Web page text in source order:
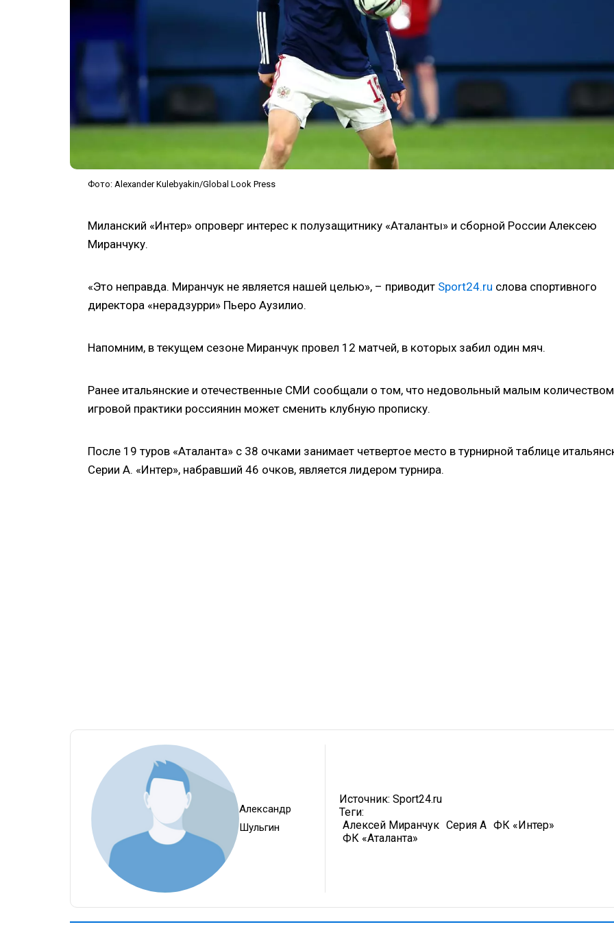
Фото: Alexander Kulebyakin/Global Look Press
Миланский «Интер» опроверг интерес к полузащитнику «Аталанты» и сборной России Алексею
Миранчуку.
«Это неправда. Миранчук не является нашей целью», – приводит Sport24.ru слова спортивного
директора «нерадзурри» Пьеро Аузилио.
Напомним, в текущем сезоне Миранчук провел 12 матчей, в которых забил один мяч.
Ранее итальянские и отечественные СМИ сообщали о том, что недовольный малым количеством
игровой практики россиянин может сменить клубную прописку.
После 19 туров «Аталанта» с 38 очками занимает четвертое место в турнирной таблице
Серии А. «Интер», набравший 46 очков, является лидером турнира.
Александр
Шульгин
Источник: Sport24.ru
Теги:
Алексей Миранчук Серия А ФК «Интер»
ФК «Аталанта»